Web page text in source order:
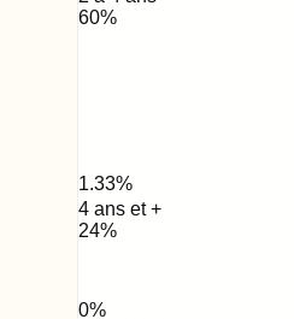
60%
1.33%
4 ans et +
24%
0%